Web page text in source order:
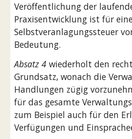
Veröffentlichung der
Praxisentwicklung ist für
Selbstveranlagungssteuer
Bedeutung.
Absatz 4 wiederholt den
Grundsatz, wonach die
Handlungen zügig
für das gesamte
zum Beispiel auch für den
Verfügungen und